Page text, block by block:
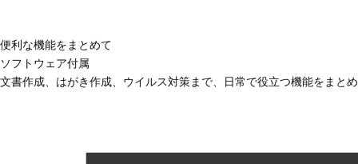
便利な機能をまとめて
ソフトウェア付属
文書作成、はがき作成、ウイルス対策まで、日常で役立つ機能をまと